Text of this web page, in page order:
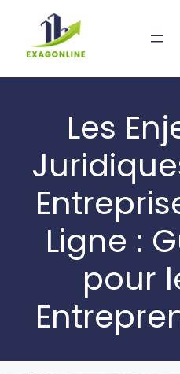
content
Les
Ligne :
pour